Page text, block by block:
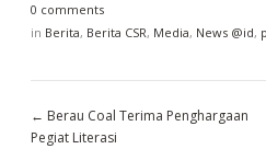
0 comments
in Berita, Berita CSR, Media, News @id,
← Berau Coal Terima Penghargaan
Pegiat Literasi